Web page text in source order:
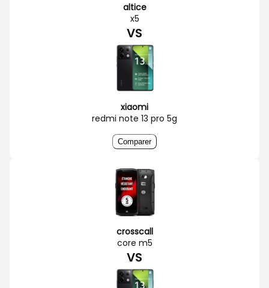
altice
x5
VS
xiaomi
redmi note 13 pro 5g
Comparer
crosscall
core m5
VS